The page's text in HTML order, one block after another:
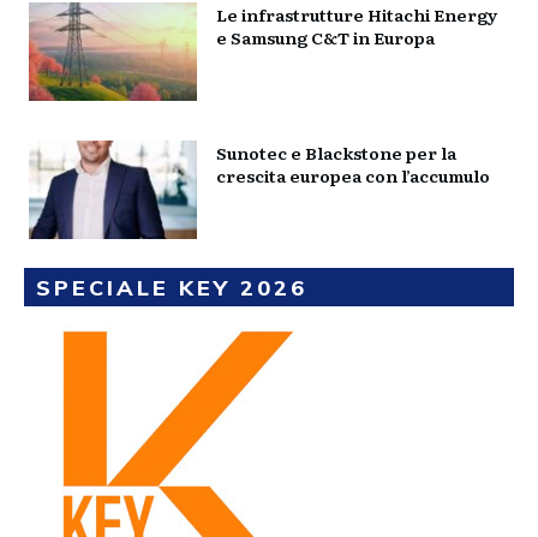
Le infrastrutture Hitachi Energy
e Samsung C&T in Europa
Sunotec e Blackstone per la
crescita europea con l’accumulo
SPECIALE KEY 2026